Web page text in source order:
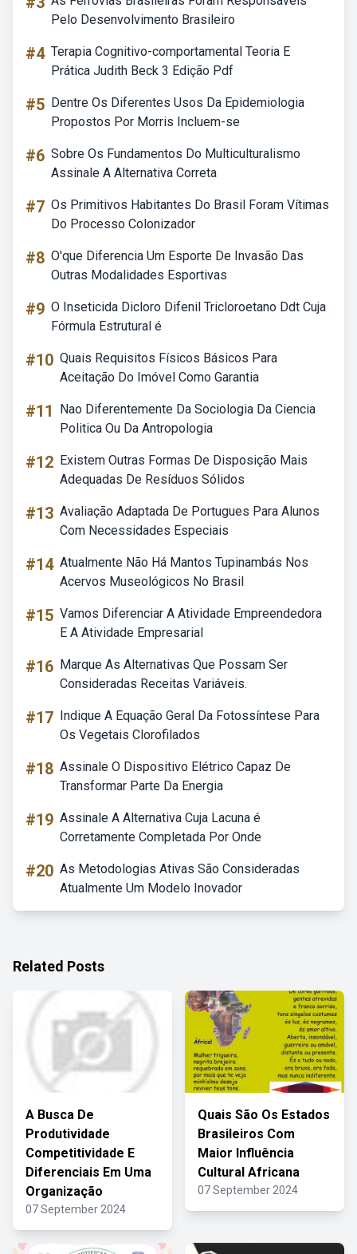
Pelo Desenvolvimento Brasileiro
#4 Terapia Cognitivo-comportamental Teoria E
Prática Judith Beck 3 Edição Pdf
#5 Dentre Os Diferentes Usos Da Epidemiologia
Propostos Por Morris Incluem-se
#6 Sobre Os Fundamentos Do Multiculturalismo
Assinale A Alternativa Correta
#7 Os Primitivos Habitantes Do Brasil Foram Vítimas
Do Processo Colonizador
#8 O'que Diferencia Um Esporte De Invasão Das
Outras Modalidades Esportivas
#9 O Inseticida Dicloro Difenil Tricloroetano Ddt Cuja
Fórmula Estrutural é
#10 Quais Requisitos Físicos Básicos Para
Aceitação Do Imóvel Como Garantia
#11
Nao Diferentemente Da Sociologia Da Ciencia
Politica Ou Da Antropologia
#12 Existem Outras Formas De Disposição Mais
Adequadas De Resíduos Sólidos
#13 Avaliação Adaptada De Portugues Para Alunos
Com Necessidades Especiais
#14 Atualmente Não Há Mantos Tupinambás Nos
Acervos Museológicos No Brasil
#15 Vamos Diferenciar A Atividade Empreendedora
E A Atividade Empresarial
#16 Marque As Alternativas Que Possam Ser
Consideradas Receitas Variáveis.
#17 Indique A Equação Geral Da Fotossíntese Para
Os Vegetais Clorofilados
#18 Assinale O Dispositivo Elétrico Capaz De
Transformar Parte Da Energia
#19 Assinale A Alternativa Cuja Lacuna é
Corretamente Completada Por Onde
#20 As Metodologias Ativas São Consideradas
Atualmente Um Modelo Inovador
Related Posts
A Busca De
Produtividade
Competitividade E
Diferenciais Em Uma
Organização
07 September 2024
Quais São Os Estados
Brasileiros Com
Maior Influência
Cultural Africana
07 September 2024